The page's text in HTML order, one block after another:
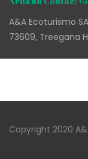
A&A Ecoturismo
73609, Treegana
Copyright 2020